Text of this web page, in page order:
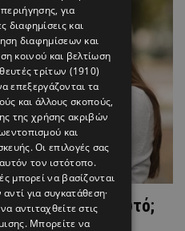
μετά από αυτό;
για
διαφημίσεις και
διαφημίσεων και
κοινού και βελτίωση
τρίτων (1910)
επεξεργάζονται τα
και άλλους σκοπούς,
της χρήσης ακριβών
και
Οι επιλογές σας
τον ιστότοπο.
μπορεί να βασίζονται
για συγκατάθεση·
αντιταχθείτε στις
. Μπορείτε να